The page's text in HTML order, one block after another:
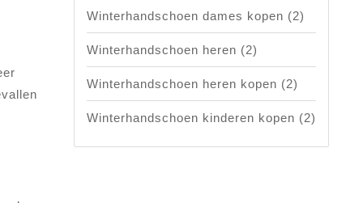
Winterhandschoen dames kopen (2)
Winterhandschoen heren (2)
Winterhandschoen heren kopen (2)
Winterhandschoen kinderen kopen (2)